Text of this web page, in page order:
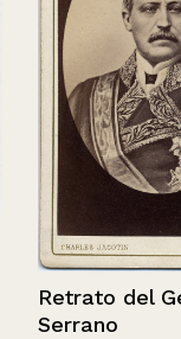
Retrato del
Serrano